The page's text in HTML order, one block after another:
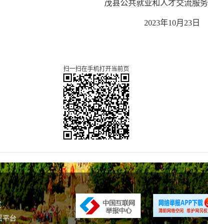
县公共就业和人才交流服务
2023年10月 23 日
扫一扫在手机打开当前页
平台